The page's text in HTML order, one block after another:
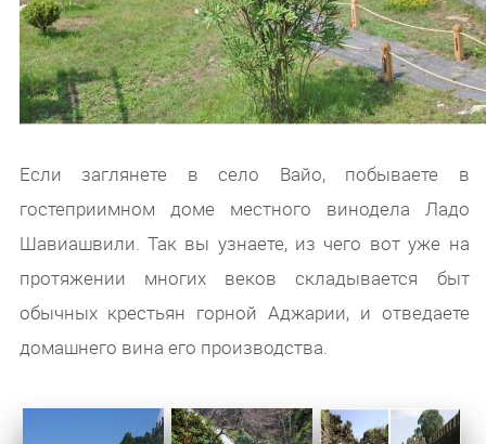
Если заглянете в село Вайо, побываете в
гостеприимном доме местного винодела Ладо
Шавиашвили. Так вы узнаете, из чего вот уже на
протяжении многих веков складывается быт
обычных крестьян горной Аджарии, и отведаете
домашнего вина его производства.